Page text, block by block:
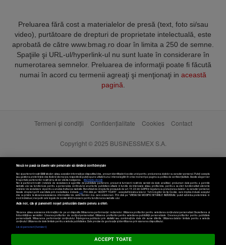
Preluarea fără cost a materialelor de presă (text, foto si/sau
video), purtătoare de drepturi de proprietate intelectuală, este
aprobată de către www.bmag.ro doar în limita a 250 de semne.
Spaţiile şi URL-ul/hyperlink-ul nu sunt luate în considerare în
numerotarea semnelor. Preluarea de informaţii poate fi făcută
numai în acord cu termenii agreaţi şi menţionaţi in această
pagină
Termeni și condiții Confidențialitate Cookies Contact
Copyright © 2025 BUSINESSMEX S.A.
Setări cookies
Nouă ne pasă ca datele tale personale să rămână confidențiale
Noi și partenerii noștri589stocăm și/sau accesăm informații pe dispozitivul dvs., precum identificatorii cookie unici pentru prelucrarea datelor cu caracter personal. Puteți accepta
sau gestiona preferințele dvs. făcând clic mai jos, respectiv vă puteți opune utilizării unui interes legitim în orice moment pe pagina cu politica de confidențialitate. Aceste alegeri vor
fi raportate partenerilor noștri și nu vă vor afecta navigarea.
Mai multe detalii
Noi si partenerii nostri (retelele de socializare si agentiile de publicitate partenere, precum si furnizorii nostri de servicii de date analitice) prelucram date pentru a permite
website-ului sa functioneze, pentru a personaliza continutul si anunturile publicitare afisate in functie de interesele si/sau profilul dvs., pentru a va oferi functionalitati aferente
retelelor de socializare si pentru a analiza traficul pe website. Beneficiati de drepturile prevazute de art. 15-22 din GDPR in legatura cu prelucrarea datelor cu caracter personal.
Aceste drepturi pot fi exercitate prin modalitatea indicataaici. Prin click pe “ACCEPT TOATE”, acceptati folosirea tuturor Tehnologiilor de tip Cookie, care implica inclusiv acceptul
dvs. cu privire la stocarea/accesarea informatiilor de catre Vendor-ii cu care colaboram. Prin click pe “VREAU SA MODIFIC SETARILE INDIVIDUAL” puteti schimba preferintele in
mod individual, mai putin cele legate de cookie strict necesare pentru functionarea website-ului.
Atât noi, cât și partenerii noștri prelucrăm datele pentru a oferi:
Stocarea și/sau accesarea informațiilor de pe un dispozitiv. Măsurarea performanței reclamelor. Utilizarea profilurilor pentru selectarea conținutului personalizat. Dezvoltarea și
îmbunătățirea serviciilor. Crearea profilurilor de conținut personalizat. Utilizarea profilurilor pentru selectarea publicității personalizate. Crearea profilurilor pentru publicitate
personalizată. Măsurarea performanței conținutului. Înțelegerea publicului prin statistici sau combinații de date din surse diferite. Utilizarea datelor limitate pentru a selecta
conținutul. Utilizarea de date limitate pentru a selecta publicitatea. Date precise de geolocație și identificarea prin scanarea dispozitivului.
Listă parteneri (furnizori)
ACCEPT TOATE